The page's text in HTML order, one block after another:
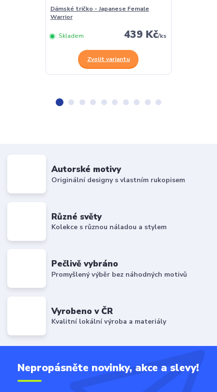
Dámské tričko - Japanese Female
Warrior
439 Kč/ks
Skladem
Zvolit variantu
Autorské motivy
Originální designy s vlastním rukopisem
Různé světy
Kolekce s různou náladou a stylem
Pečlivě vybráno
Promyšlený výběr bez náhodných motivů
Vyrobeno v ČR
Kvalitní lokální výroba a materiály
Nepropásněte novinky, akce a slevy!